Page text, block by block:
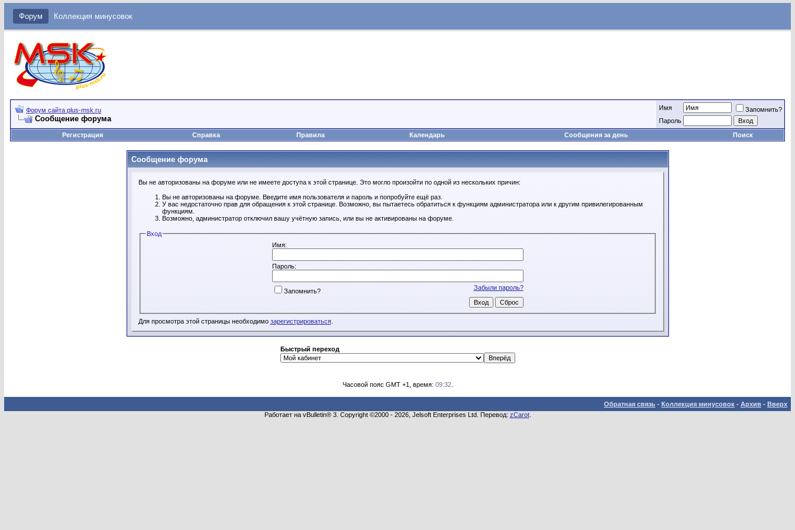
Форум Коллекция минусовок
Форум сайта plus-msk.ru
Сообщение форума
Имя
Запомнить?
Пароль
Регистрация
Справка Правила Календарь Сообщения за день Поиск
Сообщение форума
Вы не авторизованы на форуме или не имеете доступа к этой странице. Это могло произойти по одной из нескольких причин:
Вы не авторизованы на форуме. Введите имя пользователя и пароль и попробуйте ещё раз.
У вас недостаточно прав для обращения к этой странице. Возможно, вы пытаетесь обратиться к функциям администратора или к другим привилегированным
функциям.
Возможно, администратор отключил вашу учётную запись, или вы не активированы на форуме.
Вход
Имя:
Пароль:
Забыли пароль?
Запомнить?
Для просмотра этой страницы необходимо зарегистрироваться.
Быстрый переход
Часовой пояс GMT +1, время: 09:32.
Обратная связь - Коллекция минусовок - Архив - Вверх
Работает на vBulletin® 3. Copyright ©2000 - 2026, Jelsoft Enterprises Ltd. Перевод: zCarot.